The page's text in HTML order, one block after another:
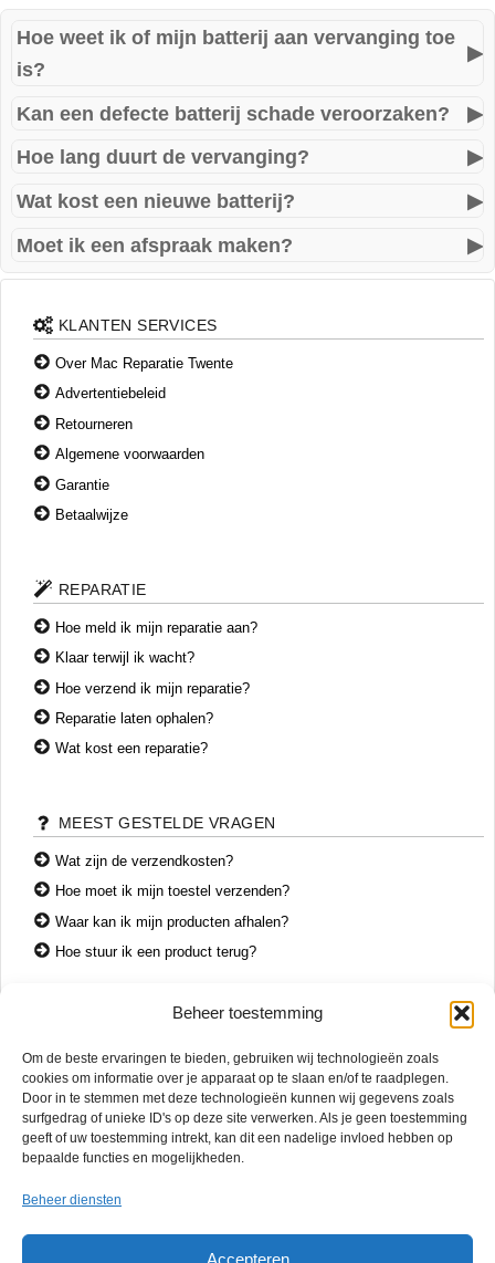
Beheer toestemming
Om de beste ervaringen te bieden, gebruiken wij technologieën zoals
cookies om informatie over je apparaat op te slaan en/of te raadplegen.
Door in te stemmen met deze technologieën kunnen wij gegevens zoals
surfgedrag of unieke ID's op deze site verwerken. Als je geen toestemming
geeft of uw toestemming intrekt, kan dit een nadelige invloed hebben op
bepaalde functies en mogelijkheden.
Beheer diensten
Accepteren
Hoe weet ik of mijn batterij aan vervanging toe
is?
▶
Als uw laptop plots uitvalt, slechts enkele minuten werkt
zonder stroom, of 'Batterij moet worden vervangen' meldt –
Kan een defecte batterij schade veroorzaken? ▶
Ja. Vooral opgezwollen batterijen kunnen gevaarlijk zijn
voor het scherm, toetsenbord of moederbord.
Hoe lang duurt de vervanging? ▶
In de meeste gevallen vervangen we de batterij binnen 30
tot 60 minuten. Sommige modellen vereisen extra
Wat kost een nieuwe batterij? ▶
De kosten variëren per merk en model. Wij geven altijd
vooraf een duidelijke prijs, inclusief montage en garantie.
Moet ik een afspraak maken? ▶
gratis batterij-check.
KLANTEN SERVICES
Over Mac Reparatie Twente
Advertentiebeleid
Retourneren
Algemene voorwaarden
Garantie
Betaalwijze
REPARATIE
Hoe meld ik mijn reparatie aan?
Klaar terwijl ik wacht?
Hoe verzend ik mijn reparatie?
Reparatie laten ophalen?
Wat kost een reparatie?
MEEST GESTELDE VRAGEN
Wat zijn de verzendkosten?
Hoe moet ik mijn toestel verzenden?
Waar kan ik mijn producten afhalen?
Hoe stuur ik een product terug?
+31 74 7850071
+31 683 65 60 77
Wemenstraat 26
7551 EX Hengelo